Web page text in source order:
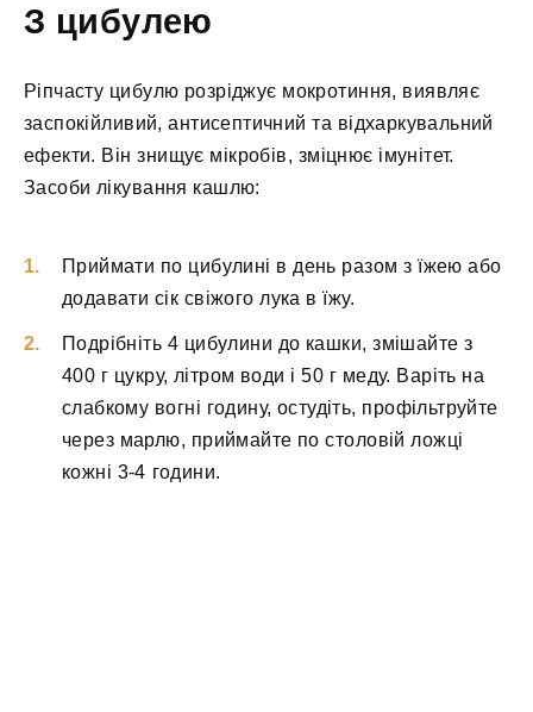
З цибулею
Ріпчасту цибулю розріджує мокротиння, виявляє
заспокійливий, антисептичний та відхаркувальний
ефекти. Він знищує мікробів, зміцнює імунітет.
Засоби лікування кашлю:
Приймати по цибулині в день разом з їжею або
додавати сік свіжого лука в їжу.
Подрібніть 4 цибулини до кашки, змішайте з
400 г цукру, літром води і 50 г меду. Варіть на
слабкому вогні годину, остудіть, профільтруйте
через марлю, приймайте по столовій ложці
кожні 3-4 години.